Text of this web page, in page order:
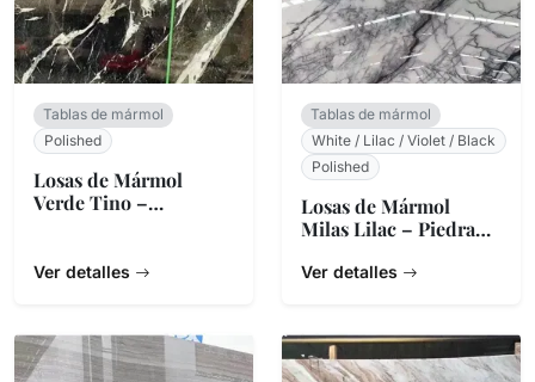
Tablas de mármol
Polished
Losas de Mármol
Verde Tino –
Ver detalles
Tablas de mármol
White / Lilac / Violet / Black
Polished
Losas de Mármol
Milas Lilac – Piedra
Ver detalles